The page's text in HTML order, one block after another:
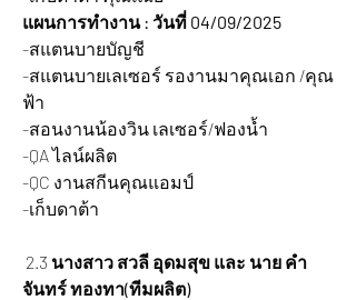
แผนการทำงาน : วันที่ 04/09/2025
-สแตนบายบัญชี
-สแตนบายเลเซอร์ รองานมาคุณเอก /คุณ
ฟ้า
-สอนงานน้องวิน เลเซอร์/ฟองน้ำ
-QA ไลน์ผลิต
-QC งานสกีนคุณแอมป์
-เก็บดาต้า
2.3 นางสาว สวลี อุดมสุข และ นาย คำ
จันทร์ ทองทา(ทีมผลิต)